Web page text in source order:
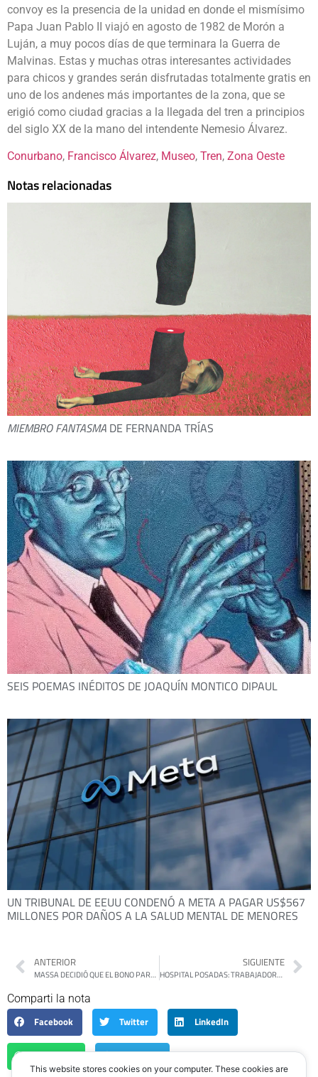
convoy es la presencia de la unidad en donde el mismísimo
Papa Juan Pablo II viajó en agosto de 1982 de Morón a
Luján, a muy pocos días de que terminara la Guerra de
Malvinas. Estas y muchas otras interesantes actividades
para chicos y grandes serán disfrutadas totalmente gratis en
uno de los andenes más importantes de la zona, que se
erigió como ciudad gracias a la llegada del tren a principios
del siglo XX de la mano del intendente Nemesio Álvarez.
Conurbano, Francisco Álvarez, Museo, Tren, Zona Oeste
Notas relacionadas
MIEMBRO FANTASMA DE FERNANDA TRÍAS
SEIS POEMAS INÉDITOS DE JOAQUÍN MONTICO DIPAUL
UN TRIBUNAL DE EEUU CONDENÓ A META A PAGAR US$567
MILLONES POR DAÑOS A LA SALUD MENTAL DE MENORES
ANTERIOR
MASSA DECIDIÓ QUE EL BONO PARA LOS TRABAJADORES INFORMALES SERÁ FINANCIADO POR BANCOS Y FINANCIERAS
SIGUIENTE
HOSPITAL POSADAS: TRABAJADORES DE LA SALUD REALIZARÁN PAROS EN DISTINTOS CENTROS SANITARIOS
Comparti la nota
Facebook
Twitter LinkedIn
WhatsApp Telegram
This website stores cookies on your computer. These cookies are